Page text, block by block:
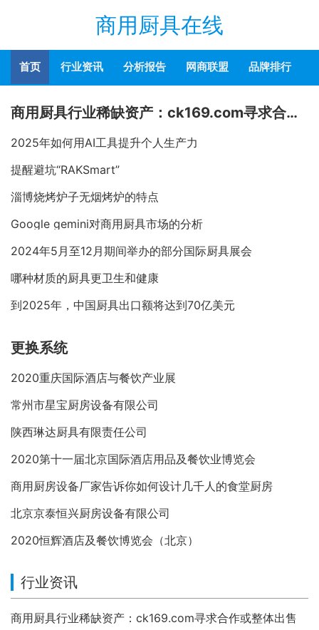
商用厨具在线
首页 行业资讯 分析报告 网商联盟 品牌排行
商用厨具行业稀缺资产：ck169.com寻求合作或整体出售
2025年如何用AI工具提升个人生产力
提醒避坑“RAKSmart”
淄博烧烤炉子无烟烤炉的特点
Google gemini对商用厨具市场的分析
2024年5月至12月期间举办的部分国际厨具展会
哪种材质的厨具更卫生和健康
到2025年，中国厨具出口额将达到70亿美元
更换系统
2020重庆国际酒店与餐饮产业展
常州市星宝厨房设备有限公司
陕西琳达厨具有限责任公司
2020第十一届北京国际酒店用品及餐饮业博览会
商用厨房设备厂家告诉你如何设计几千人的食堂厨房
北京京泰恒兴厨房设备有限公司
2020恒辉酒店及餐饮博览会（北京）
行业资讯
商用厨具行业稀缺资产：ck169.com寻求合作或整体出售